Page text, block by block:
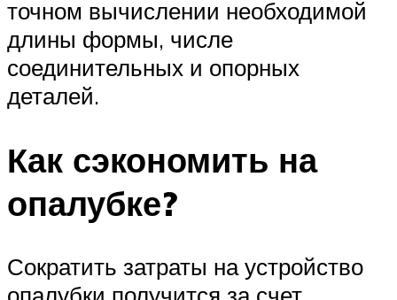
точном вычислении необходимой
длины формы, числе
соединительных и опорных
деталей.
Как сэкономить на
опалубке?
Сократить затраты на устройство